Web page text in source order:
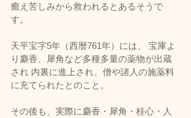
癒え苦しみから救われるとあるそうで
す。
天平宝字5年（西暦761年）には、 宝庫よ
り麝香、犀角など多種多量の薬物が出蔵
され 内裏に進上され、僧や諸人の施薬料
に充てられたとのこと。
その後も、実際に麝香・犀角・桂心・人